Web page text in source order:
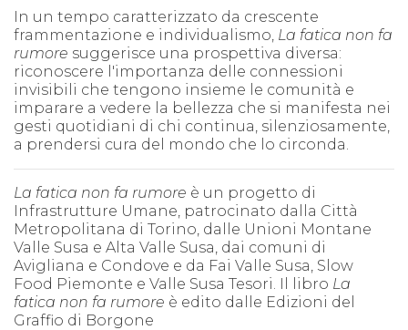
In un tempo caratterizzato da crescente
frammentazione e individualismo, La fatica non fa
rumore suggerisce una prospettiva diversa:
riconoscere l'importanza delle connessioni
invisibili che tengono insieme le comunità e
imparare a vedere la bellezza che si manifesta nei
gesti quotidiani di chi continua, silenziosamente,
a prendersi cura del mondo che lo circonda.
La fatica non fa rumore è un progetto di
Infrastrutture Umane, patrocinato dalla Città
Metropolitana di Torino, dalle Unioni Montane
Valle Susa e Alta Valle Susa, dai comuni di
Avigliana e Condove e da Fai Valle Susa, Slow
Food Piemonte e Valle Susa Tesori. Il libro La
fatica non fa rumore è edito dalle Edizioni del
Graffio di Borgone